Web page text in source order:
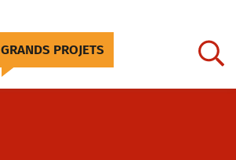
GRANDS PROJETS